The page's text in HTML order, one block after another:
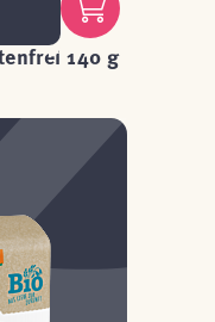
140 g